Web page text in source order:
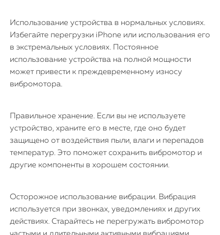
Использование устройства в нормальных условиях.
Избегайте перегрузки iPhone или использования его
в экстремальных условиях. Постоянное
использование устройства на полной мощности
может привести к преждевременному износу
вибромотора.
Правильное хранение. Если вы не используете
устройство, храните его в месте, где оно будет
защищено от воздействия пыли, влаги и перепадов
температур. Это поможет сохранить вибромотор и
другие компоненты в хорошем состоянии.
Осторожное использование вибрации. Вибрация
используется при звонках, уведомлениях и других
действиях. Старайтесь не перегружать вибромотор